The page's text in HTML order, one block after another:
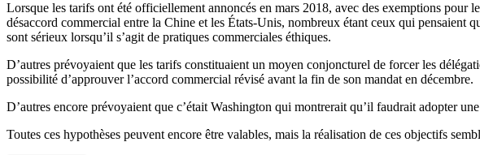
Lorsque les tarifs ont été officiellement annoncés en mars 2018, avec des exemptions pour
désaccord commercial entre la Chine et les États-Unis, nombreux étant ceux qui pensaient
sont sérieux lorsqu’il s’agit de pratiques commerciales éthiques.
D’autres prévoyaient que les tarifs constituaient un moyen conjoncturel de forcer les
possibilité d’approuver l’accord commercial révisé avant la fin de son mandat en décembre.
D’autres encore prévoyaient que c’était Washington qui montrerait qu’il faudrait adopter
Toutes ces hypothèses peuvent encore être valables, mais la réalisation de ces objectifs